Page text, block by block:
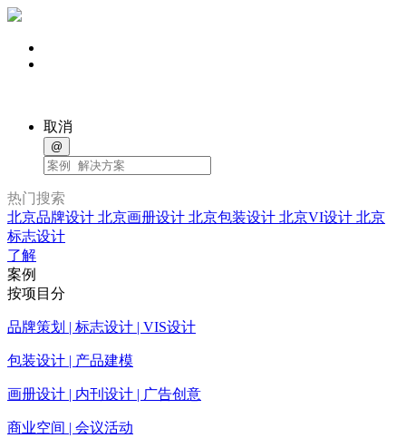
取消
@
热门搜索
北京品牌设计 北京画册设计 北京包装设计 北京VI设计 北京
标志设计
了解
案例
按项目分
品牌策划 | 标志设计 | VIS设计
包装设计 | 产品建模
画册设计 | 内刊设计 | 广告创意
商业空间 | 会议活动